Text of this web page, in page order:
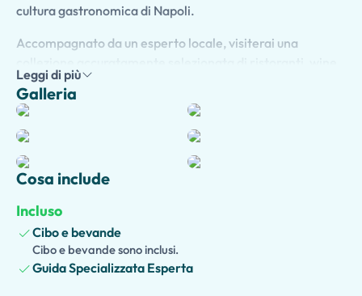
cultura gastronomica di Napoli.
Accompagnato da un esperto locale, visiterai una
bar e negozi artigianali, godendo di molteplici
degustazioni gourmet abbinate a vini regionali
eccezionali. Assapora le specialità napoletane
autentiche, ingredienti freschi locali e ricette tradizionali
mentre scopri le storie, i costumi e le tradizioni culinarie
che hanno plasmato Napoli nei secoli.
Passeggia attraverso affascinanti quartieri e piazze
vivaci, imparando la storia e la cultura della città tra le
degustazioni. Dagli antipasti raffinati e ai formaggi
artigianali ai piatti di pasta, dolci e vini premium, ogni
Leggi di più
Galleria
Cosa include
Incluso
Cibo e bevande
Cibo e bevande sono inclusi.
Guida Specializzata Esperta